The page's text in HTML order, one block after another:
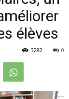
élèves
0
3282